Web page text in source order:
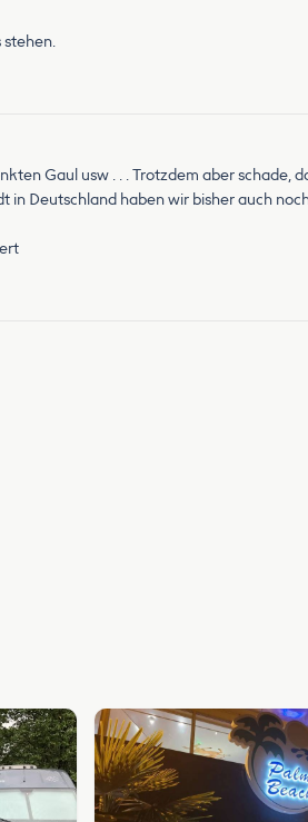
stehen.
Gaul usw . . . Trotzdem aber schade,
in Deutschland haben wir bisher auch